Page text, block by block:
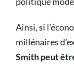
Ainsi, si
millénaires
Smith peut